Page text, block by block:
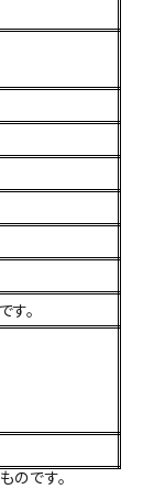
。
です。